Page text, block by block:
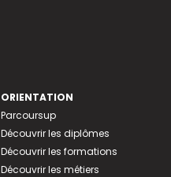
ORIENTATION
Parcoursup
Découvrir les diplômes
Découvrir les formations
Découvrir les métiers